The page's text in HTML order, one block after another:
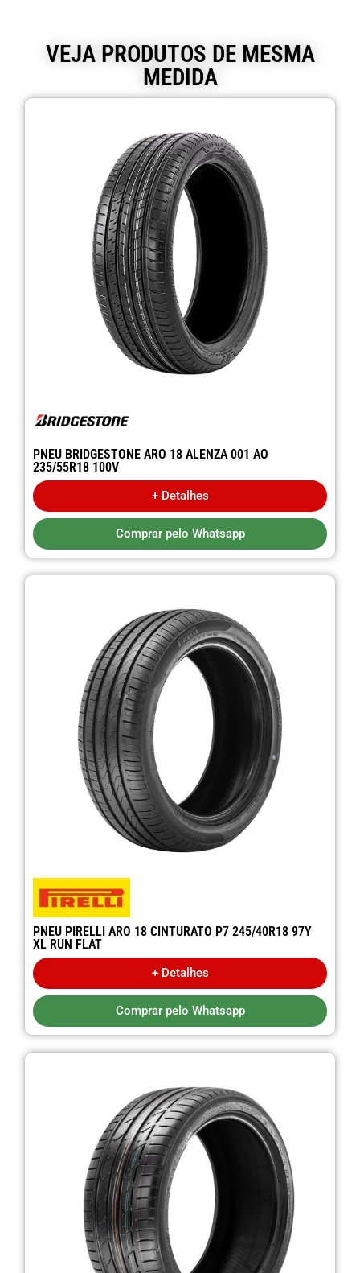
VEJA PRODUTOS DE MESMA
MEDIDA
PNEU BRIDGESTONE ARO 18 ALENZA 001 AO
235/55R18 100V
+ Detalhes
Comprar pelo Whatsapp
PNEU PIRELLI ARO 18 CINTURATO P7 245/40R18 97Y
XL RUN FLAT
+ Detalhes
Comprar pelo Whatsapp